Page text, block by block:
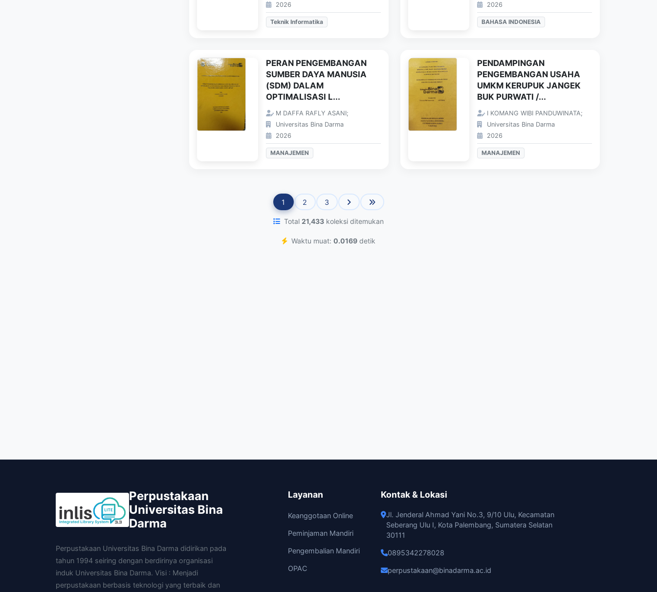
2026
Teknik Informatika
2026
BAHASA INDONESIA
PERAN PENGEMBANGAN
SUMBER DAYA MANUSIA
(SDM) DALAM
OPTIMALISASI L...
M DAFFA RAFLY ASANI;
Universitas Bina Darma
2026
MANAJEMEN
PENDAMPINGAN
PENGEMBANGAN USAHA
UMKM KERUPUK JANGEK
BUK PURWATI /...
I KOMANG WIBI PANDUWINATA;
Universitas Bina Darma
2026
MANAJEMEN
1 2 3
Total 21,433 koleksi ditemukan
Waktu muat: 0.0169 detik
Perpustakaan
Universitas Bina
Darma
Perpustakaan Universitas Bina Darma didirikan pada
tahun 1994 seiring dengan berdirinya organisasi
induk Universitas Bina Darma. Visi : Menjadi
perpustakaan berbasis teknologi yang terbaik dan
Layanan
Keanggotaan Online
Peminjaman Mandiri
Pengembalian Mandiri
OPAC
Kontak & Lokasi
Jl. Jenderal Ahmad Yani No.3, 9/10 Ulu, Kecamatan
Seberang Ulu I, Kota Palembang, Sumatera Selatan
30111
0895342278028
perpustakaan@binadarma.ac.id